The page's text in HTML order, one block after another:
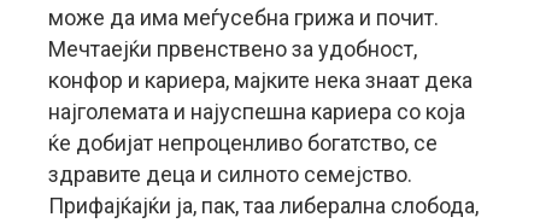
може да има меѓусебна грижа и почит.
Мечтаејќи првенствено за удобност,
конфор и кариера, мајките нека знаат дека
најголемата и најуспешна кариера со која
ќе добијат непроценливо богатство, се
здравите деца и силното семејство.
Прифајќајќи ја, пак, таа либерална слобода,